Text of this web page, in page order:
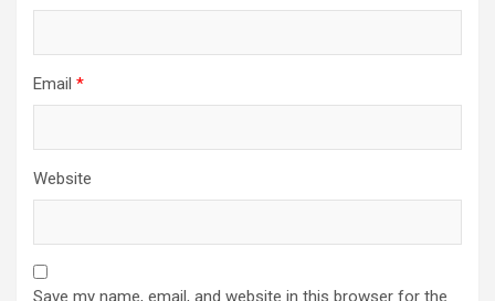
Email *
Website
Save my name, email, and website in this browser for the